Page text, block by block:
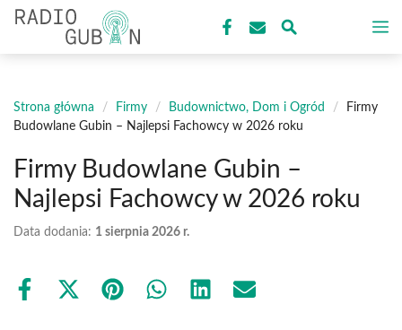
Przejdź
treści
Strona główna / Firmy / Budownictwo, Dom i Ogród /
Firmy
Budowlane Gubin – Najlepsi Fachowcy w 2026 roku
Firmy Budowlane Gubin –
Najlepsi Fachowcy w 2026 roku
Data dodania: 1 sierpnia 2026 r.
Share
Share Share Share Share Share